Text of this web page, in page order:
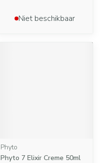
Niet beschikbaar
Phyto
Phyto 7 Elixir Creme 50ml